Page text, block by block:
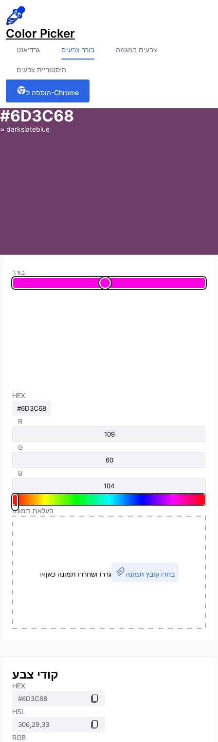
Color Picker
גרדיאנט בורר צבעים צבעים במגמה
היסטוריית צבעים
הוספה ל-Chrome
#6D3C68
≈ darkslateblue
בורר
HEX
R
G
B
העלאת תמונה
גררו ושחררו תמונה כאןאו בחרו קובץ תמונה
קודי צבע
HEX
HSL
RGB